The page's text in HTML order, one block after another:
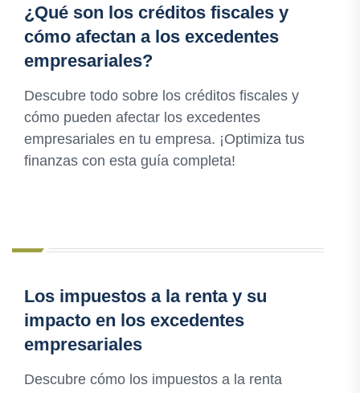
¿Qué son los créditos fiscales y
cómo afectan a los excedentes
empresariales?
Descubre todo sobre los créditos fiscales y
cómo pueden afectar los excedentes
empresariales en tu empresa. ¡Optimiza tus
finanzas con esta guía completa!
Los impuestos a la renta y su
impacto en los excedentes
empresariales
Descubre cómo los impuestos a la renta